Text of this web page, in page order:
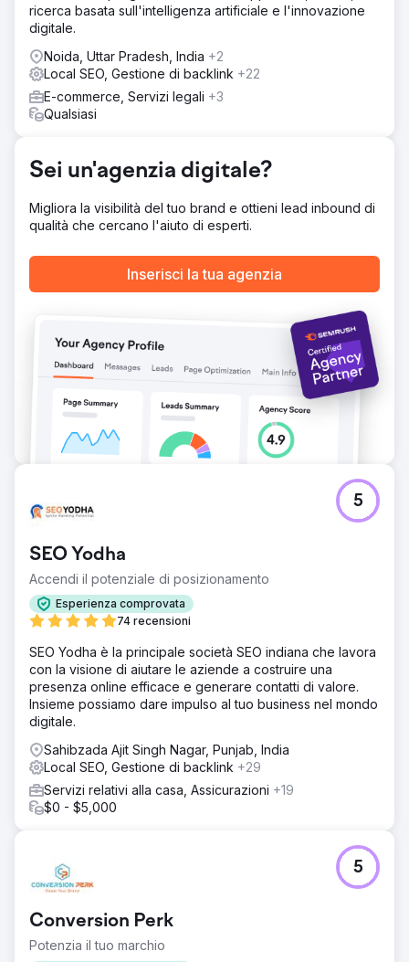
pagina era lenta. Di conseguenza, c’era la massima
frequenza di rimbalzo. I nostri esperti hanno ottimizzato la
struttura del sito web, come l'ottimizzazione degli URL, la
correzione dei collegamenti interrotti, la rimozione dei
contenuti duplicati, l'invio delle mappe del sito, ecc.
Risultato
ricerca e indirizzando traffico mirato per aumentare
coinvolgimento e conversioni.
Vai alla pagina agenzia
ricerca basata sull'intelligenza artificiale e l'innovazione
digitale.
Noida, Uttar Pradesh, India +2
Local SEO, Gestione di backlink +22
E-commerce, Servizi legali +3
Qualsiasi
Sei un'agenzia digitale?
Migliora la visibilità del tuo brand e ottieni lead inbound di
qualità che cercano l'aiuto di esperti.
Inserisci la tua agenzia
SEO Yodha
Accendi il potenziale di posizionamento
Esperienza comprovata
74 recensioni
5
SEO Yodha è la principale società SEO indiana che lavora
con la visione di aiutare le aziende a costruire una
presenza online efficace e generare contatti di valore.
Insieme possiamo dare impulso al tuo business nel mondo
digitale.
Sahibzada Ajit Singh Nagar, Punjab, India
Local SEO, Gestione di backlink +29
Servizi relativi alla casa, Assicurazioni +19
$0 - $5,000
Conversion Perk
Potenzia il tuo marchio
5